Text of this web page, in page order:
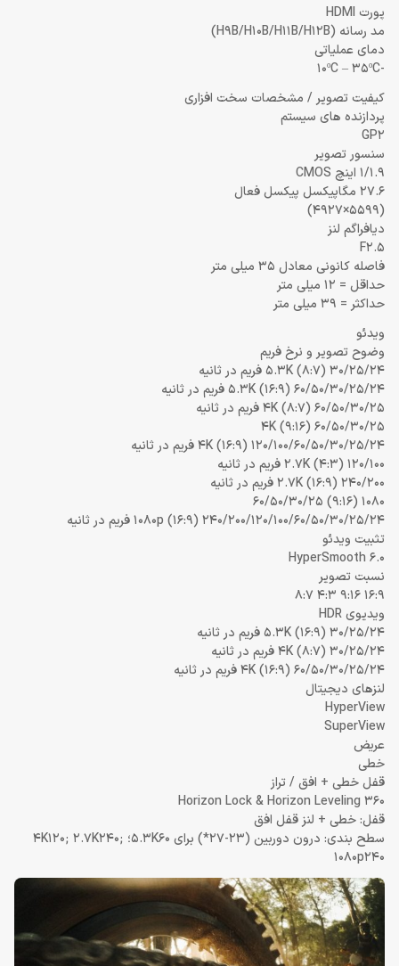
پورت HDMI
مد رسانه (H9B/H10B/H11B/H12B)
دمای عملیاتی
-10ºC – 35ºC
کیفیت تصویر / مشخصات سخت افزاری
پردازنده های سیستم
GP2
سنسور تصویر
1/1.9 اینچ CMOS
27.6 مگاپیکسل پیکسل فعال
(5599×4927)
دیافراگم لنز
F2.5
فاصله کانونی معادل 35 میلی متر
حداقل = 12 میلی متر
حداکثر = 39 میلی متر
ویدئو
وضوح تصویر و نرخ فریم
5.3K (8:7) 30/25/24 فریم در ثانیه
5.3K (16:9) 60/50/30/25/24 فریم در ثانیه
4K (8:7) 60/50/30/25 فریم در ثانیه
4K (9:16) 60/50/30/25
4K (16:9) 120/100/60/50/30/25/24 فریم در ثانیه
2.7K (4:3) 120/100 فریم در ثانیه
2.7K (16:9) 240/200 فریم در ثانیه
1080 (9:16) 60/50/30/25
1080p (16:9) 240/200/120/100/60/50/30/25/24 فریم در ثانیه
تثبیت ویدئو
HyperSmooth 6.0
نسبت تصویر
16:9 9:16 4:3 8:7
ویدیوی HDR
5.3K (16:9) 30/25/24 فریم در ثانیه
4K (8:7) 30/25/24 فریم در ثانیه
4K (16:9) 60/50/30/25/24 فریم در ثانیه
لنزهای دیجیتال
HyperView
SuperView
عریض
خطی
قفل خطی + افق / تراز
360 Horizon Lock & Horizon Leveling
قفل: خطی + لنز قفل افق
سطح بندی: درون دوربین (23-27*) برای 5.3K60؛ 4K120; 2.7K240;
1080p240